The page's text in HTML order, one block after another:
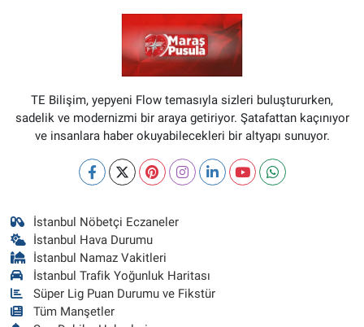
TE Bilişim, yepyeni Flow temasıyla sizleri buluştururken,
sadelik ve modernizmi bir araya getiriyor. Şatafattan kaçınıyor
ve insanlara haber okuyabilecekleri bir altyapı sunuyor.
İstanbul Nöbetçi Eczaneler
İstanbul Hava Durumu
İstanbul Namaz Vakitleri
İstanbul Trafik Yoğunluk Haritası
Süper Lig Puan Durumu ve Fikstür
Tüm Manşetler